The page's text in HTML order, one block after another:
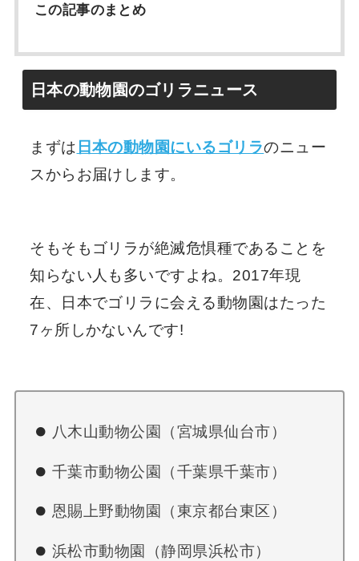
この記事のまとめ
日本の動物園のゴリラニュース
まずは 日本の動物園にいるゴリラのニュー
スからお届けします。
そもそもゴリラが絶滅危惧種であることを
知らない人も多いですよね。2017年現
在、日本でゴリラに会える動物園はたった
7ヶ所しかないんです!
八木山動物公園（宮城県仙台市）
千葉市動物公園（千葉県千葉市）
恩賜上野動物園（東京都台東区）
浜松市動物園（静岡県浜松市）